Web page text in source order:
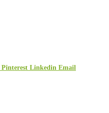
Pinterest Linkedin Email